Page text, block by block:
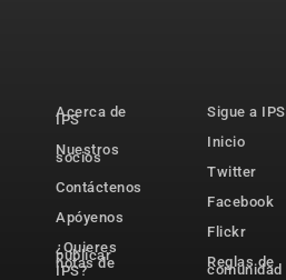
Acerca de
IPS
Nuestros
socios
Contáctenos
Apóyenos
¿Quieres
publicar
notas de
IPS?
Sigue a IPS
Inicio
Twitter
Facebook
Flickr
Reglas de
comunidad